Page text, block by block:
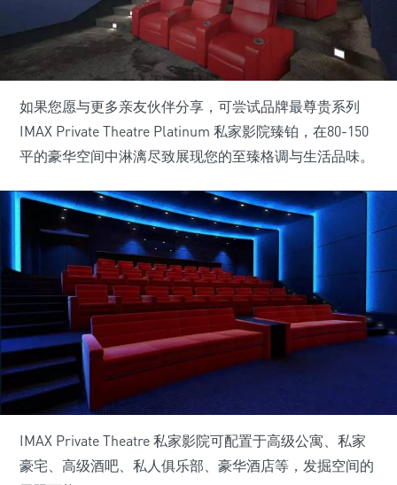
如果您愿与更多亲友伙伴分享，可尝试品牌最尊贵系列
IMAX Private Theatre Platinum 私家影院臻铂，在80-150
平的豪华空间中淋漓尽致展现您的至臻格调与生活品味。
IMAX Private Theatre 私家影院可配置于高级公寓、私家
豪宅、高级酒吧、私人俱乐部、豪华酒店等，发掘空间的